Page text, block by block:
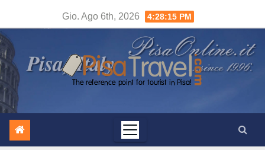
contenuto
Gio. Ago 6th, 2026 4:28:16 PM